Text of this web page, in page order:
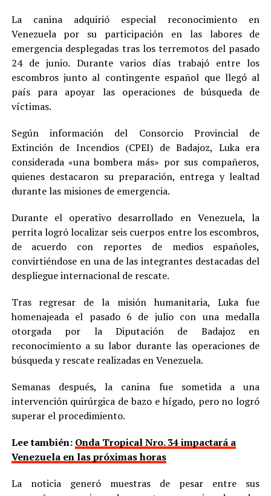
La canina adquirió especial reconocimiento en
Venezuela por su participación en las labores de
emergencia desplegadas tras los terremotos del pasado
24 de junio. Durante varios días trabajó entre los
escombros junto al contingente español que llegó al
país para apoyar las operaciones de búsqueda de
víctimas.
Según información del Consorcio Provincial de
Extinción de Incendios (CPEI) de Badajoz, Luka era
considerada «una bombera más» por sus compañeros,
quienes destacaron su preparación, entrega y lealtad
durante las misiones de emergencia.
Durante el operativo desarrollado en Venezuela, la
perrita logró localizar seis cuerpos entre los escombros,
de acuerdo con reportes de medios españoles,
convirtiéndose en una de las integrantes destacadas del
despliegue internacional de rescate.
Tras regresar de la misión humanitaria, Luka fue
homenajeada el pasado 6 de julio con una medalla
otorgada por la Diputación de Badajoz en
reconocimiento a su labor durante las operaciones de
búsqueda y rescate realizadas en Venezuela.
Semanas después, la canina fue sometida a una
intervención quirúrgica de bazo e hígado, pero no logró
superar el procedimiento.
Lee también: Onda Tropical Nro. 34 impactará a
Venezuela en las próximas horas
La noticia generó muestras de pesar entre sus